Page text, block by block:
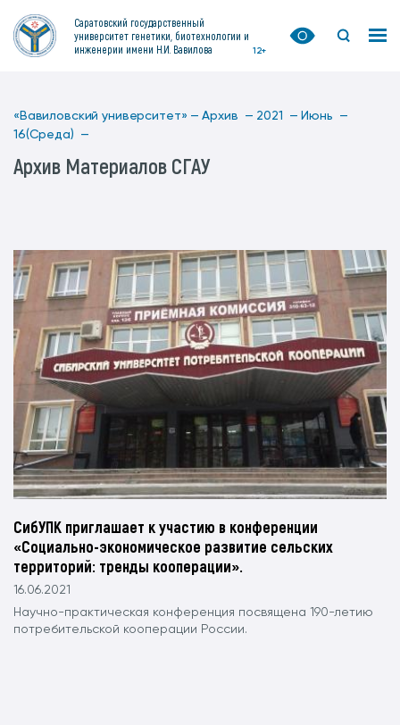
Саратовский государственный
университет генетики, биотехнологии и
инженерии имени Н.И. Вавилова
12+
«Вавиловский университет» — Архив — 2021 — Июнь —
16(Среда) —
Архив Материалов СГАУ
СибУПК приглашает к участию в конференции
«Социально-экономическое развитие сельских
территорий: тренды кооперации».
16.06.2021
Научно-практическая конференция посвящена 190-летию
потребительской кооперации России.